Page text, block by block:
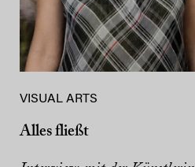
VISUAL ARTS
Alles fließt